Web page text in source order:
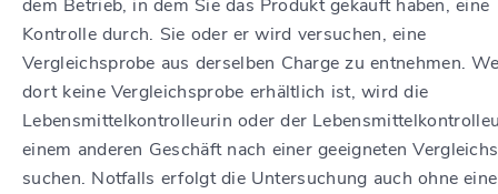
dem Betrieb, in dem Sie das Produkt gekauft haben, eine
Kontrolle durch. Sie oder er wird versuchen, eine
Vergleichsprobe aus derselben Charge zu entnehmen.
dort keine Vergleichsprobe erhältlich ist, wird die
Lebensmittelkontrolleurin oder der
einem anderen Geschäft nach einer geeigneten
suchen. Notfalls erfolgt die Untersuchung auch ohne eine